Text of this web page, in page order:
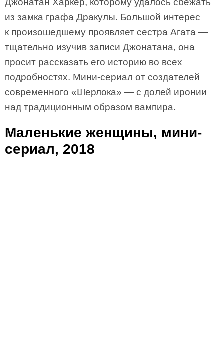
из замка графа Дракулы. Большой интерес
к произошедшему проявляет сестра Агата —
тщательно изучив записи Джонатана, она
просит рассказать его историю во всех
подробностях. Мини-сериал от создателей
современного «Шерлока» — с долей иронии
над традиционным образом вампира.
Маленькие женщины, мини-
сериал, 2018